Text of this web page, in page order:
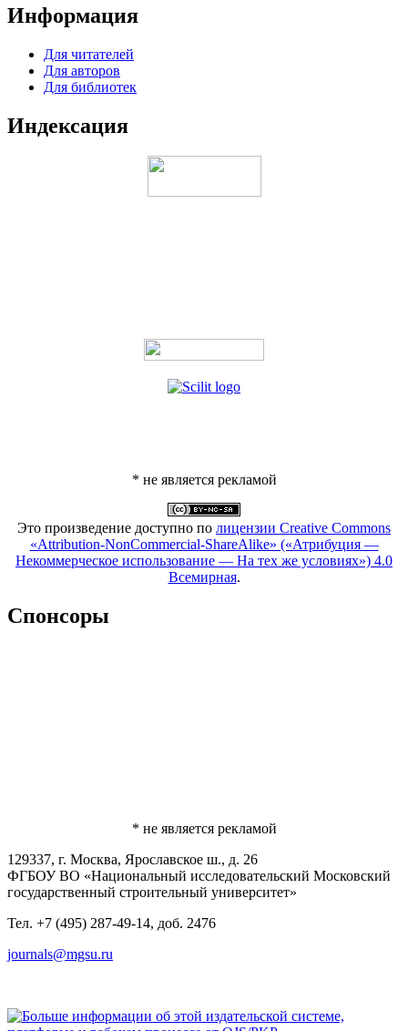
Информация
Для читателей
Для авторов
Для библиотек
Индексация
* не является рекламой
Это произведение доступно по лицензии Creative Commons
«Attribution-NonCommercial-ShareAlike» («Атрибуция —
Некоммерческое использование — На тех же условиях») 4.0
Всемирная.
Спонсоры
* не является рекламой
129337, г. Москва, Ярославское ш., д. 26
ФГБОУ ВО «Национальный исследовательский Московский
государственный строительный университет»
Тел. +7 (495) 287-49-14, доб. 2476
journals@mgsu.ru